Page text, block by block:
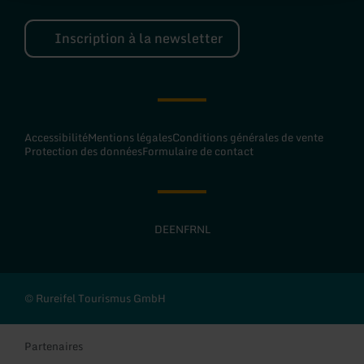
Inscription à la newsletter
AccessibilitéMentions légalesConditions générales de vente
Protection des donnéesFormulaire de contact
DEENFRNL
© Rureifel Tourismus GmbH
Partenaires